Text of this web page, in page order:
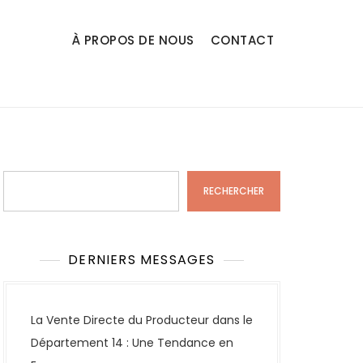
À PROPOS DE NOUS CONTACT
RECHERCHER
DERNIERS MESSAGES
La Vente Directe du Producteur dans le
Département 14 : Une Tendance en